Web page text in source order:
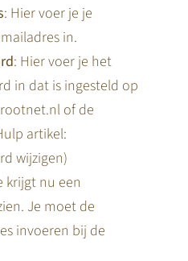
: Hier voer je je
in.
: Hier voer je het
in dat is ingesteld op
of de
artikel:
wijzigen)
krijgt nu een
Je moet de
invoeren bij de